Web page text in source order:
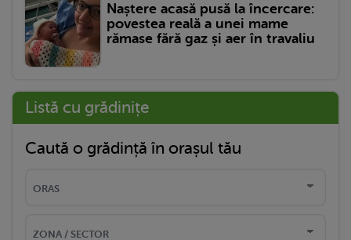
Naștere acasă pusă la încercare:
povestea reală a unei mame
rămase fără gaz și aer în travaliu
Listă cu grădinițe
Caută o grădință în orașul tău